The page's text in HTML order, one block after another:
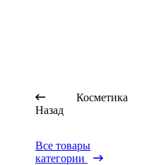
Назад
Косметика
Все товары
категории